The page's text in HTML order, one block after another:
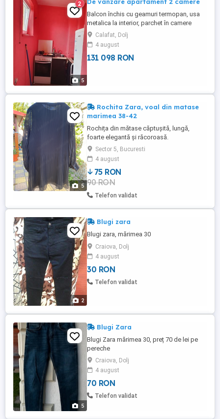
5
2
Balcon închis cu geamuri termopan, usa
metalica la interior, parchet în camere
Calafat, Dolj
4 august
131 098 RON
5
Rochita Zara, voal din matase
marimea 38-42
Rochița din mătase căptușită, lungă,
foarte elegantă și răcoroasă.
Sector 5, Bucuresti
4 august
75 RON
90 RON
Telefon validat
2
Blugi zara
Blugi zara, mărimea 30
Craiova, Dolj
4 august
30 RON
Telefon validat
5
Blugi Zara
Blugi Zara mărimea 30, preț 70 de lei pe
pereche
Craiova, Dolj
4 august
70 RON
Telefon validat